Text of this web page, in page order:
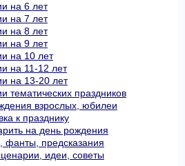
на 6 лет
на 7 лет
на 8 лет
на 9 лет
на 10 лет
на 11-12 лет
на 13-20 лет
тематических праздников
взрослых, юбилеи
к празднику
на день рождения
фанты, предсказания
идеи, советы